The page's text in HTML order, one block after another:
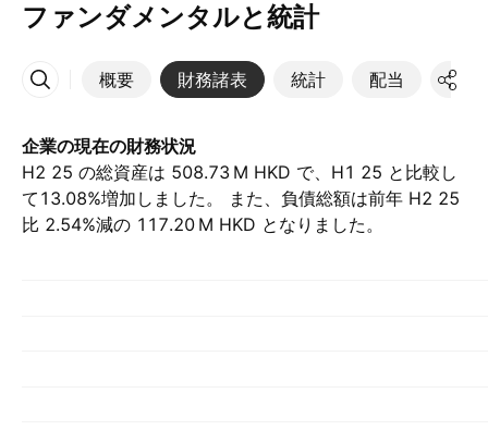
ファンダメンタルと統計
概要 財務諸表 統計 配当 決算
その他
企業の現在の財務状況
H2 25 の総資産は ‪508.73 M‬ HKD で、H1 25 と比較し
て13.08%増加しました。 また、負債総額は前年 H2 25
比 2.54%減の ‪117.20 M‬ HKD となりました。